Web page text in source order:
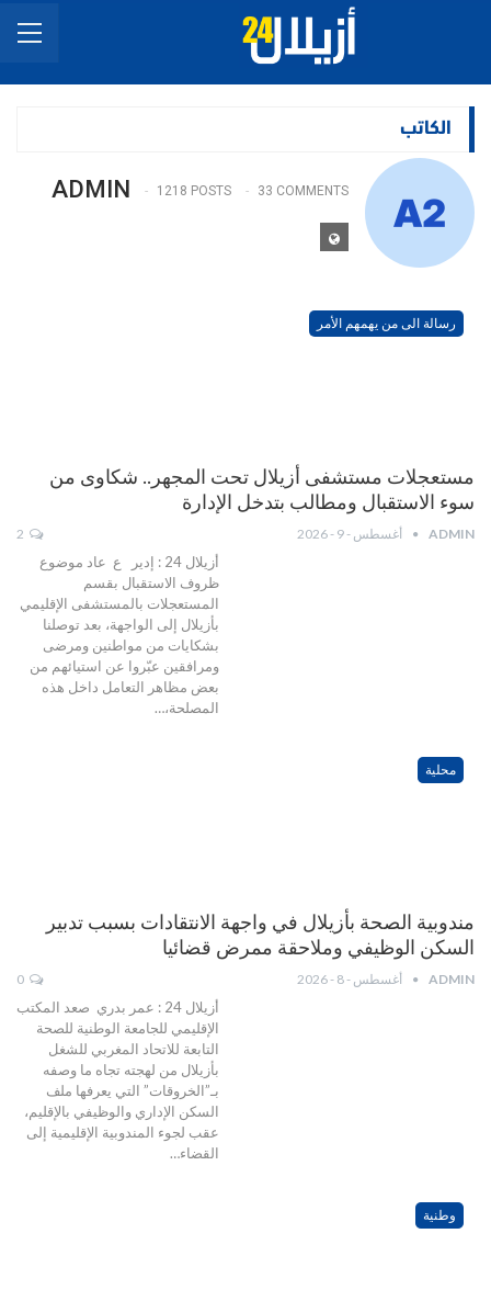
الكاتب
ADMIN 1218 POSTS 33 COMMENTS
رسالة الى من يهمهم الأمر
مستعجلات مستشفى أزيلال تحت المجهر.. شكاوى من
سوء الاستقبال ومطالب بتدخل الإدارة
ADMIN أغسطس - 9 - 2026
أزيلال 24 : إدير ع عاد موضوع
ظروف الاستقبال بقسم
المستعجلات بالمستشفى الإقليمي
بأزيلال إلى الواجهة، بعد توصلنا
بشكايات من مواطنين ومرضى
ومرافقين عبّروا عن استيائهم من
بعض مظاهر التعامل داخل هذه
المصلحة،…
محلية
مندوبية الصحة بأزيلال في واجهة الانتقادات بسبب تدبير
السكن الوظيفي وملاحقة ممرض قضائيا
ADMIN أغسطس - 8 - 2026
أزيلال 24 : عمر بدري صعد المكتب
الإقليمي للجامعة الوطنية للصحة
التابعة للاتحاد المغربي للشغل
بأزيلال من لهجته تجاه ما وصفه
بـ”الخروقات” التي يعرفها ملف
السكن الإداري والوظيفي بالإقليم،
عقب لجوء المندوبية الإقليمية إلى
القضاء…
وطنية